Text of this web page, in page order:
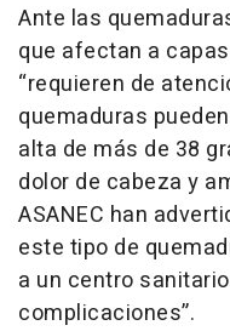
Ante las
que afectan a
“requieren de
quemaduras
alta de más de 38
dolor de cabeza y
ASANEC han
este tipo de
a un centro
complicaciones”.